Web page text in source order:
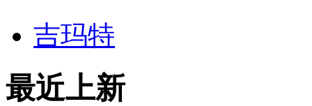
吉玛特
最近上新